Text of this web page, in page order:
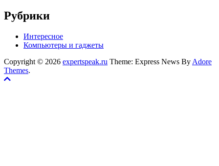
Рубрики
Интересное
Компьютеры и гаджеты
Copyright © 2026 expertspeak.ru Theme: Express News By Adore
Themes.